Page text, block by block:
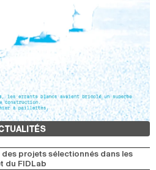
des projets sélectionnés dans les
du FIDLab